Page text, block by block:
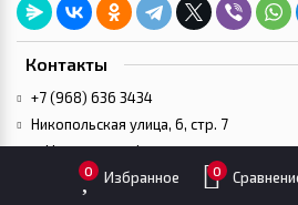
0 Избранное 0
Контакты
+7 (968) 636 3434
Никопольская улица, 6, стр. 7
tekhgazru@yandex.ru